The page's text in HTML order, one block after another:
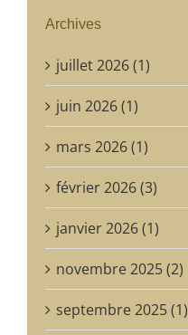
Archives
juillet 2026 (1)
juin 2026 (1)
mars 2026 (1)
février 2026 (3)
janvier 2026 (1)
novembre 2025 (2)
septembre 2025 (1)